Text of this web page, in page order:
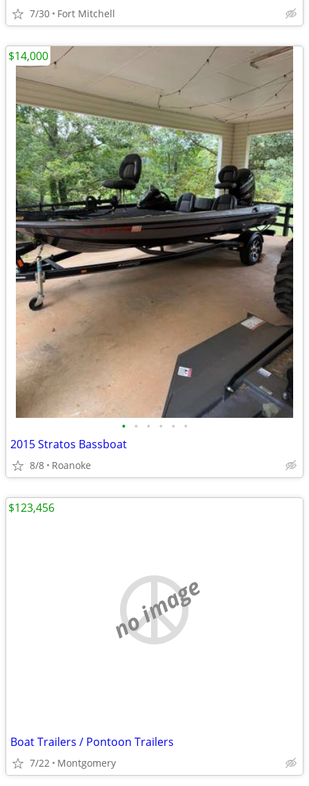
7/30 Fort Mitchell
• • • • • •
2015 Stratos Bassboat
8/8 Roanoke
$14,000
no image
Boat Trailers / Pontoon Trailers
7/22 Montgomery
$123,456